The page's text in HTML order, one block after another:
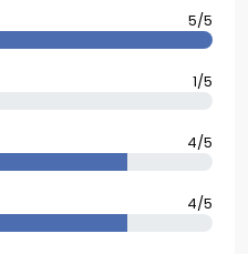
5/5
1/5
4/5
4/5